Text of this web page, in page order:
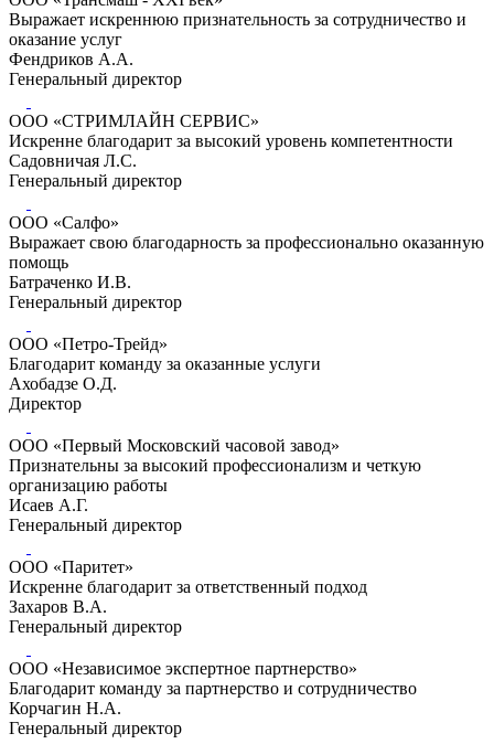
Выражает искреннюю признательность за сотрудничество и
оказание услуг
Фендриков А.А.
Генеральный директор
ООО «СТРИМЛАЙН СЕРВИС»
Искренне благодарит за высокий уровень компетентности
Садовничая Л.С.
Генеральный директор
ООО «Салфо»
Выражает свою благодарность за профессионально оказанную
помощь
Батраченко И.В.
Генеральный директор
ООО «Петро-Трейд»
Благодарит команду за оказанные услуги
Ахобадзе О.Д.
Директор
ООО «Первый Московский часовой завод»
Признательны за высокий профессионализм и четкую
организацию работы
Исаев А.Г.
Генеральный директор
ООО «Паритет»
Искренне благодарит за ответственный подход
Захаров В.А.
Генеральный директор
ООО «Независимое экспертное партнерство»
Благодарит команду за партнерство и сотрудничество
Корчагин Н.А.
Генеральный директор